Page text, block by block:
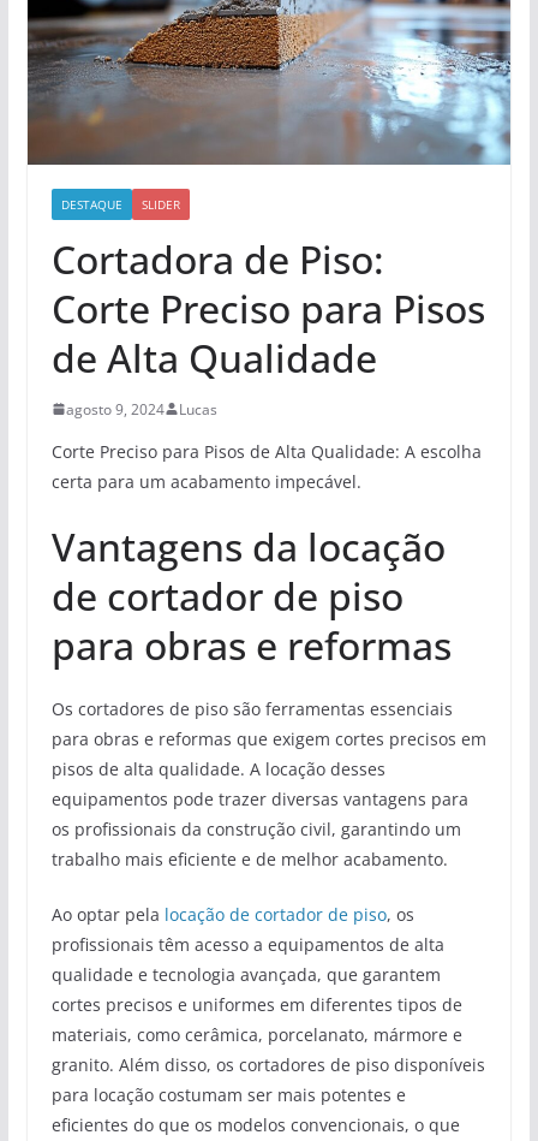
DESTAQUE SLIDER
Cortadora de Piso:
Corte Preciso para Pisos
de Alta Qualidade
agosto 9, 2024 Lucas
Corte Preciso para Pisos de Alta Qualidade: A escolha
certa para um acabamento impecável.
Vantagens da locação
de cortador de piso
para obras e reformas
Os cortadores de piso são ferramentas essenciais
para obras e reformas que exigem cortes precisos em
pisos de alta qualidade. A locação desses
equipamentos pode trazer diversas vantagens para
os profissionais da construção civil, garantindo um
trabalho mais eficiente e de melhor acabamento.
Ao optar pela locação de cortador de piso, os
profissionais têm acesso a equipamentos de alta
qualidade e tecnologia avançada, que garantem
cortes precisos e uniformes em diferentes tipos de
materiais, como cerâmica, porcelanato, mármore e
granito. Além disso, os cortadores de piso disponíveis
para locação costumam ser mais potentes e
eficientes do que os modelos convencionais, o que